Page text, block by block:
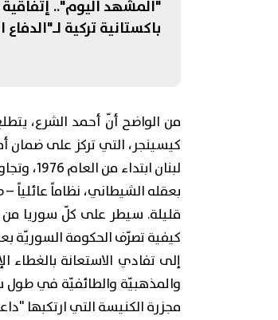
"المشهد اليوم"..
باكستانية تركية
من الواضح أنّ أحمد الشرع،
كيسينجر، التي تركز على ضمان
بعقله الشيطاني، نظاماً عائلياً
قليلة. سيطر على كلّ سوريا من
كيفية تصرّف الحكومة السوريّة
إلى تفادي الاستعانة
والمذهبيّة والطائفيّة في طول
مجزرة الكنيسة التي ارتكبها